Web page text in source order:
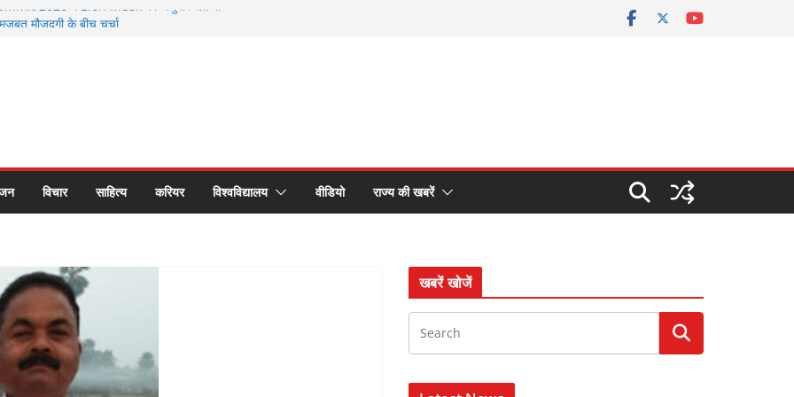
2026 में Elon Musk की अनुपस्थिति से
लोक अदालत के प्रचार प्रसार के लिए रथ रवाना
सीएस डॉ. राजकुमार चौधरी ने किया सम्मान
विचार साहित्य करियर विश्वविद्यालय वीडियो राज्य की खबरें
खबरें खोजें